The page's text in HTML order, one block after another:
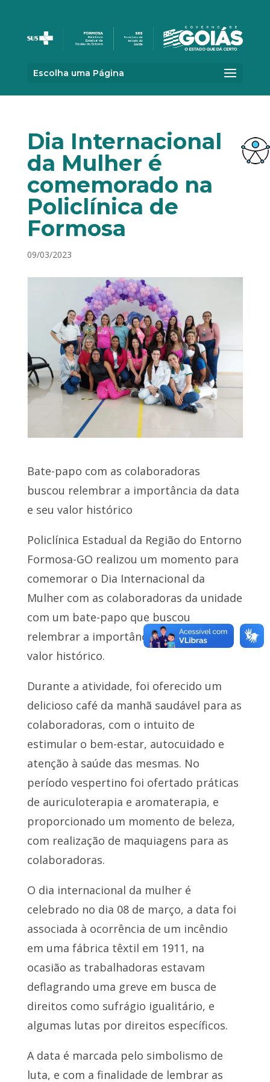
Escolha uma Página
Dia Internacional
da Mulher é
comemorado na
Policlínica de
Formosa
09/03/2023
Bate-papo com as colaboradoras
buscou relembrar a importância da data
e seu valor histórico
Policlínica Estadual da Região do Entorno
Formosa-GO realizou um momento para
comemorar o Dia Internacional da
Mulher com as colaboradoras da unidade
com um bate-papo que buscou
relembrar a importância da data e seu
valor histórico.
Durante a atividade, foi oferecido um
delicioso café da manhã saudável para as
colaboradoras, com o intuito de
estimular o bem-estar, autocuidado e
atenção à saúde das mesmas. No
período vespertino foi ofertado práticas
de auriculoterapia e aromaterapia, e
proporcionado um momento de beleza,
com realização de maquiagens para as
colaboradoras.
O dia internacional da mulher é
celebrado no dia 08 de março, a data foi
associada à ocorrência de um incêndio
em uma fábrica têxtil em 1911, na
ocasião as trabalhadoras estavam
deflagrando uma greve em busca de
direitos como sufrágio igualitário, e
algumas lutas por direitos específicos.
A data é marcada pelo simbolismo de
luta, e com a finalidade de lembrar as